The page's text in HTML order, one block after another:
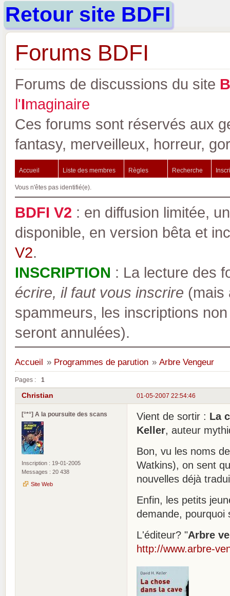
Retour site BDFI
Forums BDFI
Forums de discussions du site B
l'Imaginaire
Ces forums sont réservés aux
fantasy, merveilleux, horreur,
Accueil Liste des membres Règles Recherche
Vous n'êtes pas identifié(e).
BDFI V2 : en diffusion limitée,
disponible, en version bêta et
V2.
INSCRIPTION : La lecture des
écrire, il faut vous inscrire (mais
spammeurs, les inscriptions
seront annulées).
Accueil » Programmes de parution » Arbre Vengeur
Pages : 1
01-05-2007 22:54:46
Christian
[°*°] A la poursuite des scans
Inscription : 19-01-2005
Messages : 20 438
Site Web
Vient de sortir : La
Keller, auteur
Bon, vu les noms
Watkins), on sent
nouvelles déjà
Enfin, les petits
demande, pourquoi
L'éditeur? "Arbre
http://www.arbre-